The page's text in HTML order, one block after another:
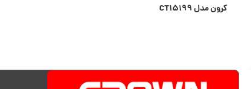
کرون مدل CT۱۵۱۹۹